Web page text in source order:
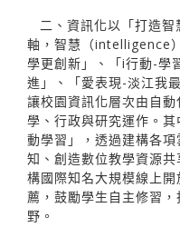
二、資訊化以「打造
軸，智慧（intelligence
學更創新」、「i行動-學
進」、「愛表現-淡江我
讓校園資訊化層次由自
學、行政與研究運作。
動學習」，透過建構各
知、創造數位教學資源
構國際知名大規模線上
薦，鼓勵學生自主修習
野。